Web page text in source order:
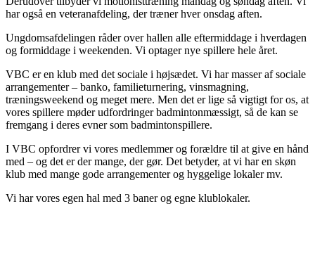
har også en veteranafdeling, der træner hver onsdag aften.
Ungdomsafdelingen råder over hallen alle eftermiddage i hverdagen
og formiddage i weekenden. Vi optager nye spillere hele året.
VBC er en klub med det sociale i højsædet. Vi har masser af sociale
arrangementer – banko, familieturnering, vinsmagning,
træningsweekend og meget mere. Men det er lige så vigtigt for os, at
vores spillere møder udfordringer badmintonmæssigt, så de kan se
fremgang i deres evner som badmintonspillere.
I VBC opfordrer vi vores medlemmer og forældre til at give en hånd
med – og det er der mange, der gør. Det betyder, at vi har en skøn
klub med mange gode arrangementer og hyggelige lokaler mv.
Vi har vores egen hal med 3 baner og egne klublokaler.